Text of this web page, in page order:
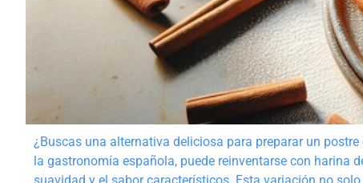
¿Buscas una alternativa deliciosa para preparar un
la gastronomía española, puede reinventarse con harina